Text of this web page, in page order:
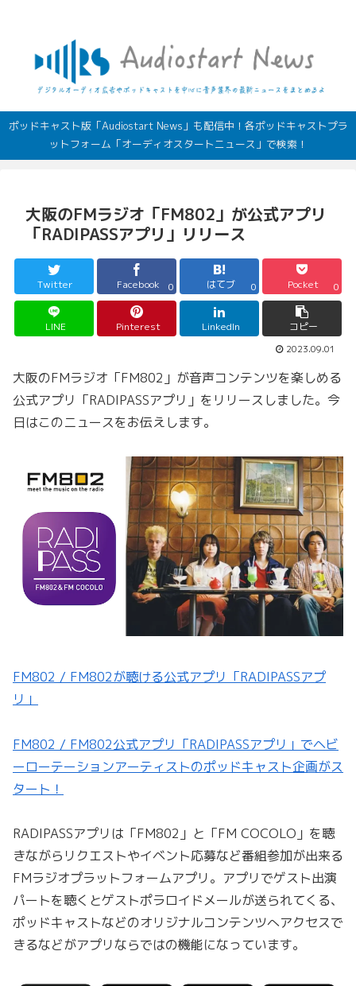
ポッドキャスト版「Audiostart News」も配信中！各ポッドキャストプラ
ットフォーム「オーディオスタートニュース」で検索！
大阪のFMラジオ「FM802」が公式アプリ
「RADIPASSアプリ」リリース
Twitter Facebook 0 はてブ 0 Pocket 0
LINE Pinterest LinkedIn コピー
2023.09.01
大阪のFMラジオ「FM802」が音声コンテンツを楽しめる
公式アプリ「RADIPASSアプリ」をリリースしました。今
日はこのニュースをお伝えします。
FM802 / FM802が聴ける公式アプリ「RADIPASSアプ
リ」
FM802 / FM802公式アプリ「RADIPASSアプリ」でヘビ
ーローテーションアーティストのポッドキャスト企画がス
タート！
RADIPASSアプリは「FM802」と「FM COCOLO」を聴
きながらリクエストやイベント応募など番組参加が出来る
FMラジオプラットフォームアプリ。アプリでゲスト出演
パートを聴くとゲストポラロイドメールが送られてくる、
ポッドキャストなどのオリジナルコンテンツへアクセスで
きるなどがアプリならではの機能になっています。